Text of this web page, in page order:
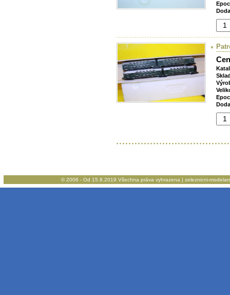
© 2006 - Od 15.8.2019 Všechna práva vyhrazena | zeleznicni-